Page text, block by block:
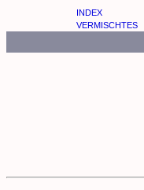
INDEX
VERMISCHTES